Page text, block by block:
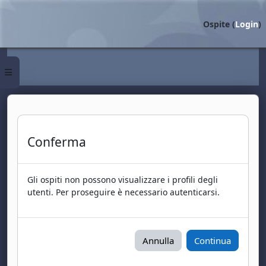
Pannello laterale
Ospite (Login)
Conferma
Gli ospiti non possono visualizzare i profili degli
utenti. Per proseguire è necessario autenticarsi.
Annulla Continua